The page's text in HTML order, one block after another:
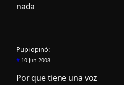
nada
Pupiopinó:
#10 Jun 2008
Por que tiene una voz